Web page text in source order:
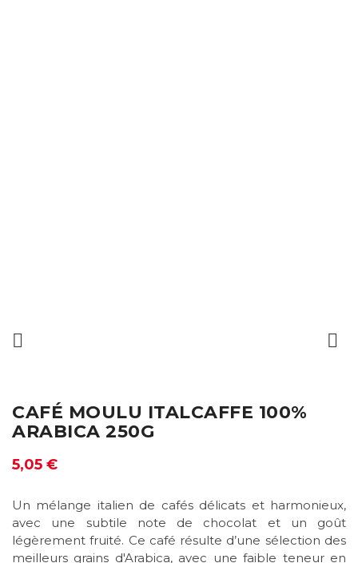
 
CAFÉ MOULU ITALCAFFE 100%
ARABICA 250G
5,05 €
Un mélange italien de cafés délicats et harmonieux,
avec une subtile note de chocolat et un goût
légèrement fruité. Ce café résulte d’une sélection des
meilleurs grains d'Arabica, avec une faible teneur en